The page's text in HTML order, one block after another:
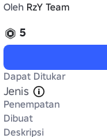
Oleh RzY Team
5
Dapat Ditukar
Jenis
Penempatan
Dibuat
Deskripsi